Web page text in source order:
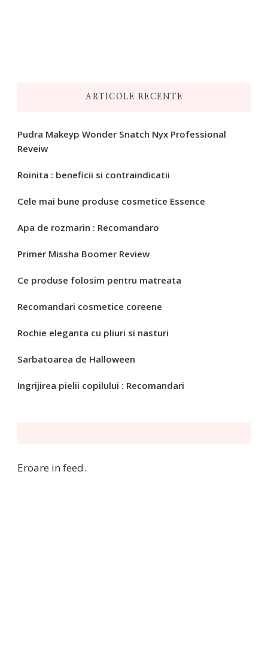
ARTICOLE RECENTE
Pudra Makeyp Wonder Snatch Nyx Professional
Reveiw
Roinita : beneficii si contraindicatii
Cele mai bune produse cosmetice Essence
Apa de rozmarin : Recomandaro
Primer Missha Boomer Review
Ce produse folosim pentru matreata
Recomandari cosmetice coreene
Rochie eleganta cu pliuri si nasturi
Sarbatoarea de Halloween
Ingrijirea pielii copilului : Recomandari
Eroare in feed.